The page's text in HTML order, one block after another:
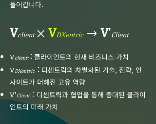
들어갑니다.
Vclient × VDXentric → V'Client
Vclient: : 클라이언트의 현재 비즈니스 가치
VDXentric : 디센트릭의 차별화된 기술, 전략, 인
사이트가 더해진 고유 역량
V'Client : 디센트릭과 협업을 통해 증대된 클라이
언트의 미래 가치